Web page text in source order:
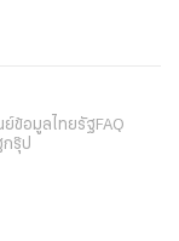
ย์ข้อมูลไทยรัฐFAQ
รุ๊ป